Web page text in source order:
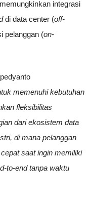
integrasi
di data center (off-
pelanggan (on-
memenuhi kebutuhan
fleksibilitas
dari ekosistem data
di mana pelanggan
saat ingin memiliki
to-end tanpa waktu